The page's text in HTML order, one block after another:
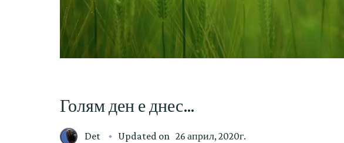
Голям ден е днес…
Det Updated on 26 април, 2020г.